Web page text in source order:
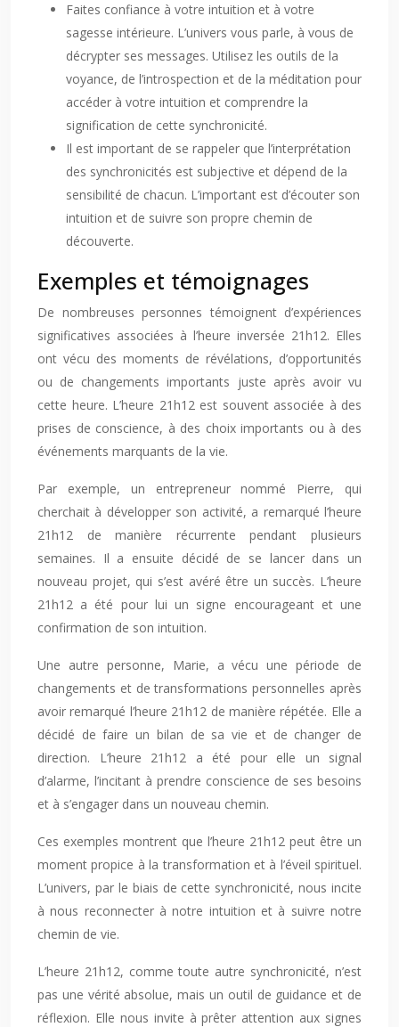
Faites confiance à votre intuition et à votre
sagesse intérieure. L’univers vous parle, à vous de
décrypter ses messages. Utilisez les outils de la
voyance, de l’introspection et de la méditation pour
accéder à votre intuition et comprendre la
signification de cette synchronicité.
Il est important de se rappeler que l’interprétation
des synchronicités est subjective et dépend de la
sensibilité de chacun. L’important est d’écouter son
intuition et de suivre son propre chemin de
découverte.
Exemples et témoignages
De nombreuses personnes témoignent d’expériences
significatives associées à l’heure inversée 21h12. Elles
ont vécu des moments de révélations, d’opportunités
ou de changements importants juste après avoir vu
cette heure. L’heure 21h12 est souvent associée à des
prises de conscience, à des choix importants ou à des
événements marquants de la vie.
Par exemple, un entrepreneur nommé Pierre, qui
cherchait à développer son activité, a remarqué l’heure
21h12 de manière récurrente pendant plusieurs
semaines. Il a ensuite décidé de se lancer dans un
nouveau projet, qui s’est avéré être un succès. L’heure
21h12 a été pour lui un signe encourageant et une
confirmation de son intuition.
Une autre personne, Marie, a vécu une période de
changements et de transformations personnelles après
avoir remarqué l’heure 21h12 de manière répétée. Elle a
décidé de faire un bilan de sa vie et de changer de
direction. L’heure 21h12 a été pour elle un signal
d’alarme, l’incitant à prendre conscience de ses besoins
et à s’engager dans un nouveau chemin.
Ces exemples montrent que l’heure 21h12 peut être un
moment propice à la transformation et à l’éveil spirituel.
L’univers, par le biais de cette synchronicité, nous incite
à nous reconnecter à notre intuition et à suivre notre
chemin de vie.
L’heure 21h12, comme toute autre synchronicité, n’est
pas une vérité absolue, mais un outil de guidance et de
réflexion. Elle nous invite à prêter attention aux signes